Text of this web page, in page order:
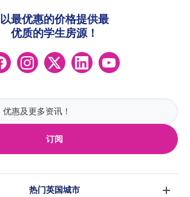
订阅
以最优惠的价格提供最
优质的学生房源！
热门英国城市